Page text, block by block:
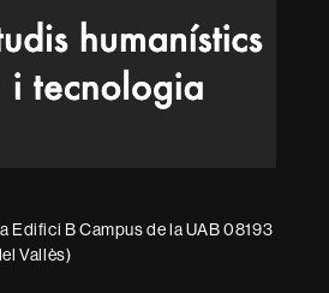
Edifici B Campus de la UAB 08193
Vallès)